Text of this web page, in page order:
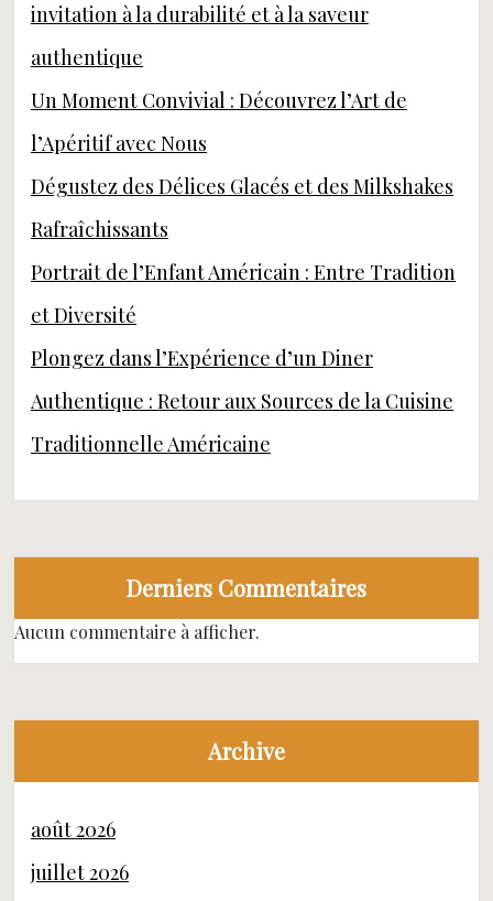
invitation à la durabilité et à la saveur
authentique
Un Moment Convivial : Découvrez l’Art de
l’Apéritif avec Nous
Dégustez des Délices Glacés et des Milkshakes
Rafraîchissants
Portrait de l’Enfant Américain : Entre Tradition
et Diversité
Plongez dans l’Expérience d’un Diner
Authentique : Retour aux Sources de la Cuisine
Traditionnelle Américaine
Derniers Commentaires
Aucun commentaire à afficher.
Archive
août 2026
juillet 2026